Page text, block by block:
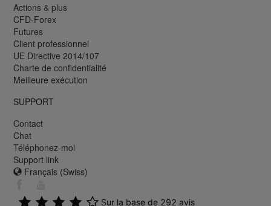
Actions & plus
CFD-Forex
Futures
Client professionnel
UE Directive 2014/107
Charte de confidentialité
Meilleure exécution
SUPPORT
Contact
Chat
Téléphonez-moi
Support link
Français (Swiss)